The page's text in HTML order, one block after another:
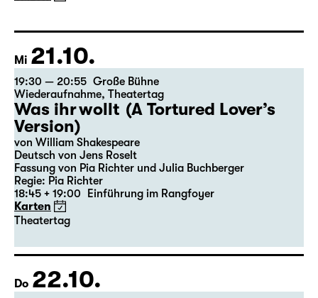
Mi 21.10.
19:30 — 20:55 Große Bühne
Wiederaufnahme, Theatertag
Was ihr wollt (A Tortured Lover’s
Version)
von William Shakespeare
Deutsch von Jens Roselt
Fassung von Pia Richter und Julia Buchberger
Regie: Pia Richter
18:45 + 19:00
Einführung im Rangfoyer
Karten
Theatertag
Do 22.10.